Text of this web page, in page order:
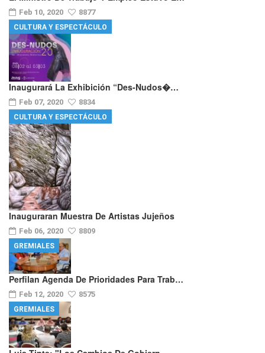
Feb 10, 2020 8877
Inaugurará La Exhibición “Des-Nudos�…
Feb 07, 2020 8834
CULTURA Y ESPECTÁCULO
Inauguraran Muestra De Artistas Jujeños
Feb 06, 2020 8809
CULTURA Y ESPECTÁCULO
Perfilan Agenda De Prioridades Para Trab…
Feb 12, 2020 8575
GREMIALES
GREMIALES